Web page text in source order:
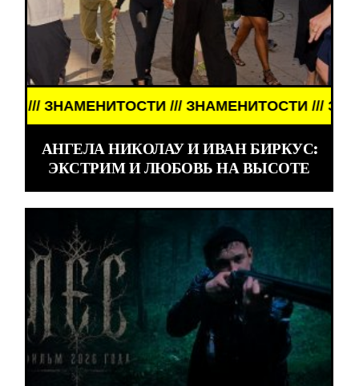
/// ЗНАМЕНИТОСТИ ///
АНГЕЛА НИКОЛАУ И ИВАН БИРКУС:
ЭКСТРИМ И ЛЮБОВЬ НА ВЫСОТЕ